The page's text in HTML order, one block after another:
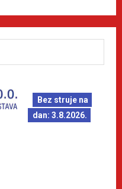
Bez struje na
dan: 3.8.2026.